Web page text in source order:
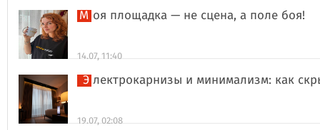
Моя площадка — не сцена, а поле боя!
14.07, 11:40
Электрокарнизы и минимализм: как
19.07, 02:08